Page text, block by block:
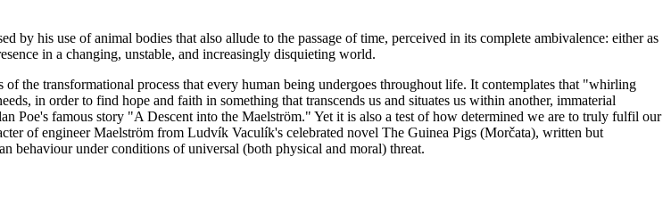
by his use of animal bodies that also allude to the passage of time, perceived in its complete ambivalence: either as
in a changing, unstable, and increasingly disquieting world.
of the transformational process that every human being undergoes throughout life. It contemplates that "whirling
in order to find hope and faith in something that transcends us and situates us within another, immaterial
Poe's famous story "A Descent into the Maelström." Yet it is also a test of how determined we are to truly fulfil our
of engineer Maelström from Ludvík Vaculík's celebrated novel The Guinea Pigs (Morčata), written but
behaviour under conditions of universal (both physical and moral) threat.